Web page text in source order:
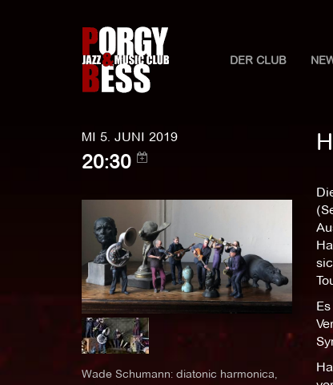
DER CLUB
MI 5. JUNI 2019
20:30
Wade Schumann: diatonic harmonica,